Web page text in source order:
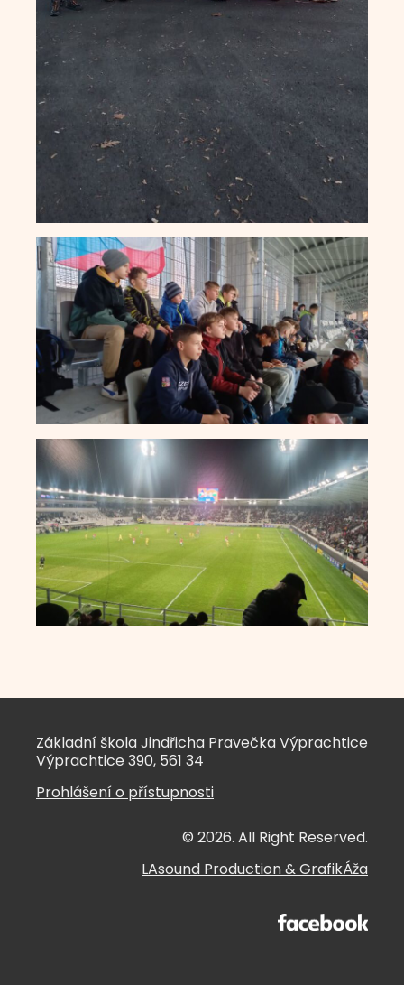
Základní škola Jindřicha Pravečka Výprachtice
Výprachtice 390, 561 34
Prohlášení o přístupnosti
© 2026. All Right Reserved.
LAsound Production&GrafikÁža